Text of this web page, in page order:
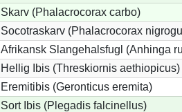
Skarv (Phalacrocorax carbo)
Socotraskarv (Phalacrocorax
Afrikansk Slangehalsfugl (Anhinga
Hellig Ibis (Threskiornis aethiopicus)
Eremitibis (Geronticus eremita)
Sort Ibis (Plegadis falcinellus)